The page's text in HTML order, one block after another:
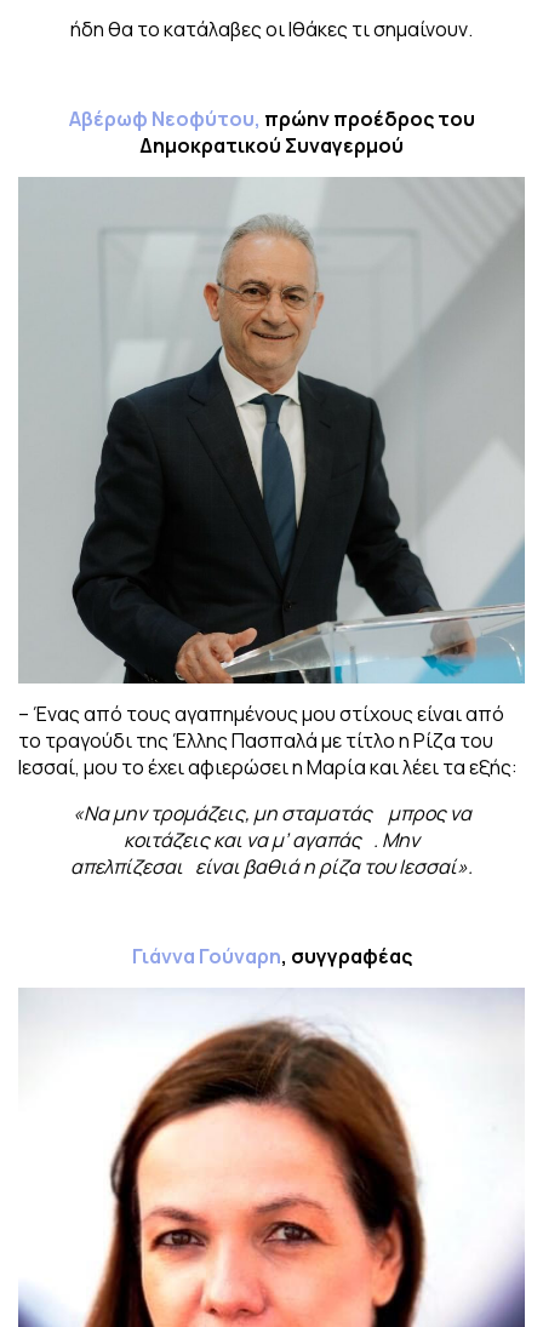
ήδη θα το κατάλαβες οι Ιθάκες τι σημαίνουν.
Αβέρωφ Νεοφύτου, πρώην προέδρος του
Δημοκρατικού Συναγερμού
– Ένας από τους αγαπημένους μου στίχους είναι από
το τραγούδι της Έλλης Πασπαλά με τίτλο η Ρίζα του
Ιεσσαί, μου το έχει αφιερώσει η Μαρία και λέει τα εξής:
«Να μην τρομάζεις, μη σταματάς μπρος να
κοιτάζεις και να μ’ αγαπάς . Μην
απελπίζεσαι είναι βαθιά η ρίζα του Ιεσσαί».
Γιάννα Γούναρη, συγγραφέας